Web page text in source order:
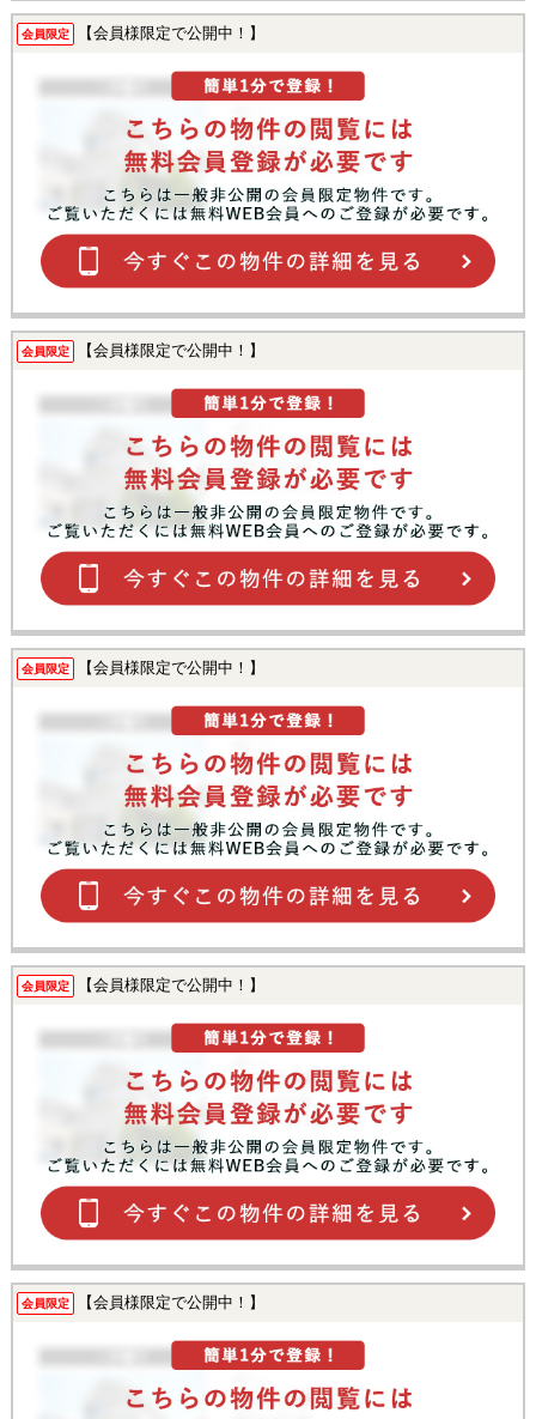
会員限定 【会員様限定で公開中！】
会員限定 【会員様限定で公開中！】
会員限定 【会員様限定で公開中！】
会員限定 【会員様限定で公開中！】
会員限定 【会員様限定で公開中！】